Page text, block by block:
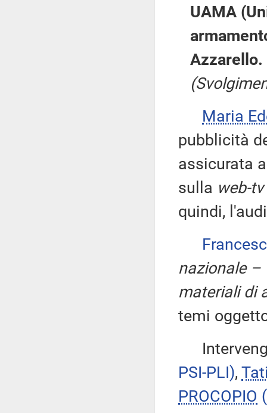
UAMA
Azzarello.
Maria
pubblicità
assicurata
sulla web-tv
quindi,
nazionale –
materiali di
temi
PSI-PLI),
PROCOPIO